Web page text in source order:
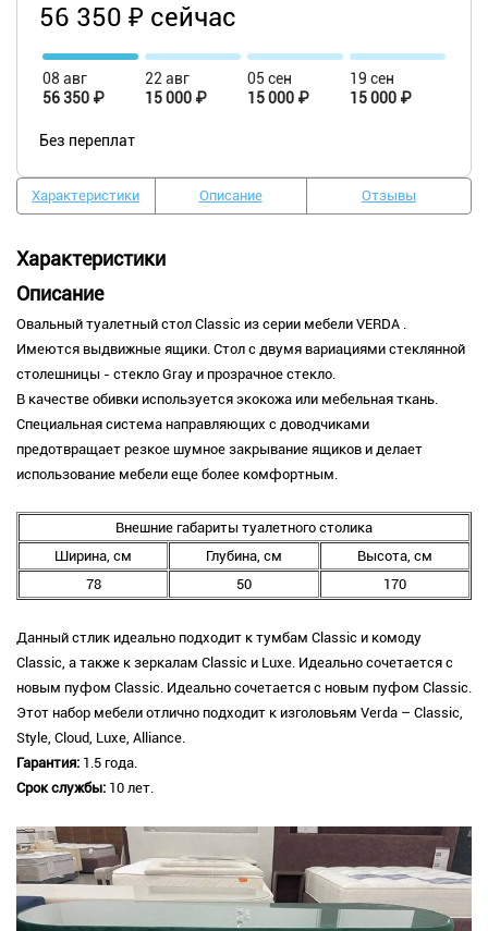
56 350 ₽ сейчас
08 авг
56 350 ₽
22 авг
15 000 ₽
05 сен
15 000 ₽
19 сен
15 000 ₽
Без переплат
Характеристики Описание Отзывы
Характеристики
Описание
Овальный туалетный стол Classic из серии мебели VERDA .
Имеются выдвижные ящики. Стол с двумя вариациями стеклянной
столешницы - стекло Gray и прозрачное стекло.
В качестве обивки используется экокожа или мебельная ткань.
Специальная система направляющих с доводчиками
предотвращает резкое шумное закрывание ящиков и делает
использование мебели еще более комфортным.
Внешние габариты туалетного столика
Ширина, см
Глубина, см
Высота, см
78
50 170
Данный стлик идеально подходит к тумбам Classic и комоду
Classic, а также к зеркалам Classic и Luxe. Идеально сочетается с
новым пуфом Classic. Идеально сочетается с новым пуфом Classic.
Этот набор мебели отлично подходит к изголовьям Verda – Classic,
Style, Cloud, Luxe, Alliance.
Гарантия: 1.5 года.
Срок службы: 10 лет.